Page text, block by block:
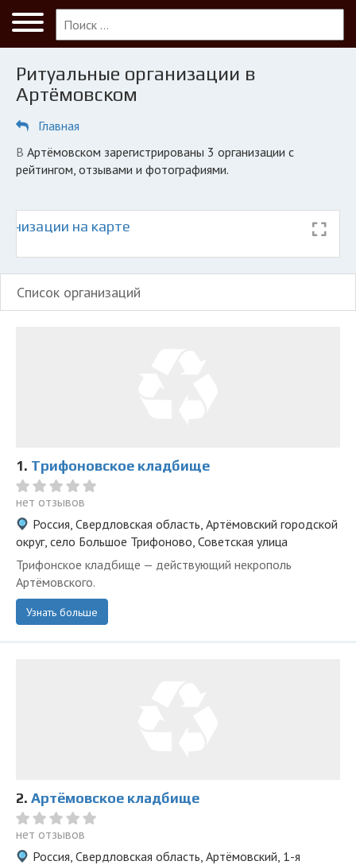
Меню
Главная
Артёмовский
КОМПАНИЯМ
© 2026 Все права защищены
Ритуальные организации в
Артёмовском
Главная
в Артёмовском зарегистрированы 3 организации с
рейтингом, отзывами и фотографиями.
на карте
Список организаций
1. Трифоновское кладбище
нет отзывов
Россия, Свердловская область, Артёмовский городской
округ, село Большое Трифоново, Советская улица
Трифонское кладбище — действующий некрополь
Артёмовского.
Узнать больше
2. Артёмовское кладбище
нет отзывов
Россия, Свердловская область, Артёмовский, 1-я